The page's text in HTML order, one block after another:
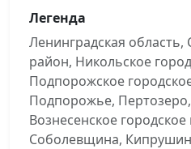
Легенда
Ленинградская
район, Никольское
Подпорожское
Подпорожье,
Вознесенское
Соболевщина,